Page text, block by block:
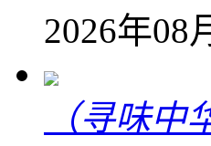
2026年08
（寻味